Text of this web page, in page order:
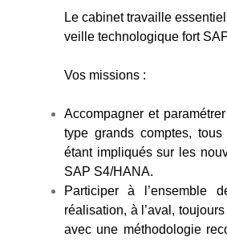
Le cabinet travaille
veille technologique fort
Vos missions :
Accompagner et
type grands comptes,
étant impliqués sur les
SAP S4/HANA.
Participer à l’ensemble
réalisation, à l’aval,
avec une méthodologie